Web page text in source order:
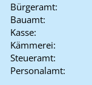
Bürgeramt:
Bauamt:
Kasse:
Kämmerei:
Steueramt:
Personalamt: